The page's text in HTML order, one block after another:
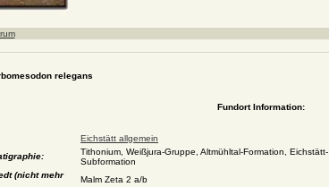
relegans
Fundort Information:
Eichstätt allgemein
Tithonium, Weißjura-Gruppe, Altmühltal-Formation, Eichstätt-
Subformation
(nicht mehr
Malm Zeta 2 a/b